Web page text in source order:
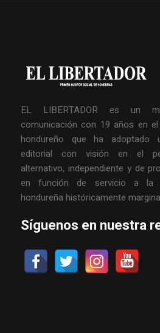
EL LIBERTADOR es un
comunicación con 19 años en
hondureño que ha adoptado
editorial con visión en el
alternativo, independiente y de
en función de servicio a la
hondureña históricamente
Síguenos en nuestra